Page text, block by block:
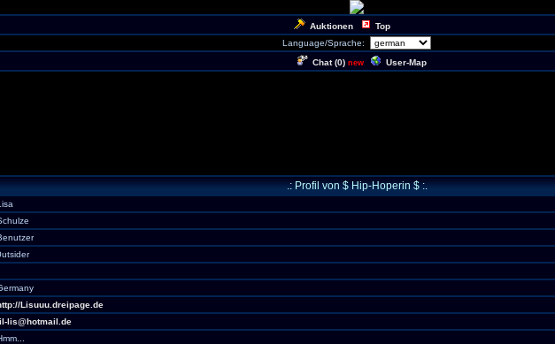
Auktionen Top
Language/Sprache:
Chat (0) new User-Map
.: Profil von $ Hip-Hoperin $ :.
Lisuuu.dreipage.de
lis@hotmail.de